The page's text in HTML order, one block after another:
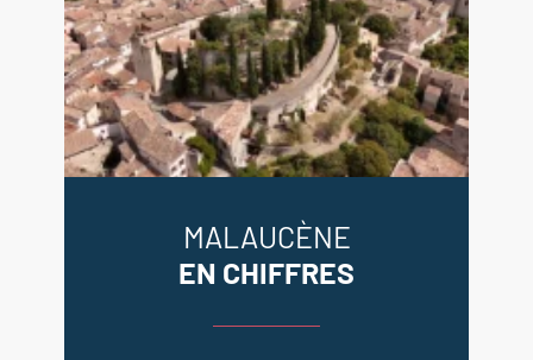
MALAUCÈNE
EN CHIFFRES